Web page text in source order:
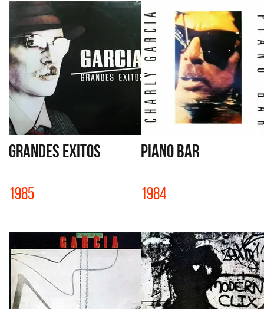
GRANDES EXITOS
1985
PIANO BAR
1984